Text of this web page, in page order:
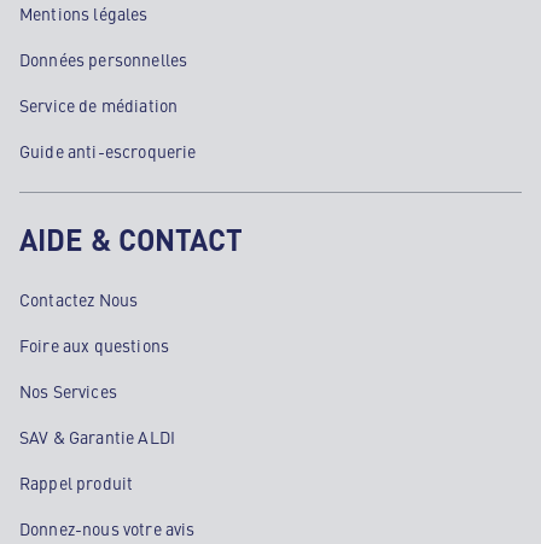
Mentions légales
Données personnelles
Service de médiation
Guide anti-escroquerie
AIDE & CONTACT
Contactez Nous
Foire aux questions
Nos Services
SAV & Garantie ALDI
Rappel produit
Donnez-nous votre avis